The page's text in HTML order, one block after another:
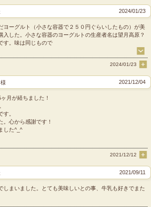
商品パッケージの記載内容と異なる場合があります。
異なりますので、着日指定の際はお気を付けくださ
2024/01/23
ヨーグルト（小さな容器で２５０円ぐらいしたもの）が美
入した。小さな容器のヨーグルトの生産者名は望月高原？
す。味は同じもので
2024/01/23
2021/12/04
月が経ちました！
。
。心から感謝です！
した^_^
2021/12/12
2021/09/11
しまいました。とても美味しいとの事、牛乳も好きでまた